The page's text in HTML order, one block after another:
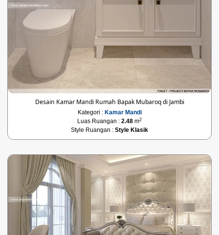
Desain Kamar Mandi Rumah Bapak Mubaroq di Jambi
Kategori : Kamar Mandi
Luas Ruangan : 2.48 m2
Style Ruangan : Style Klasik